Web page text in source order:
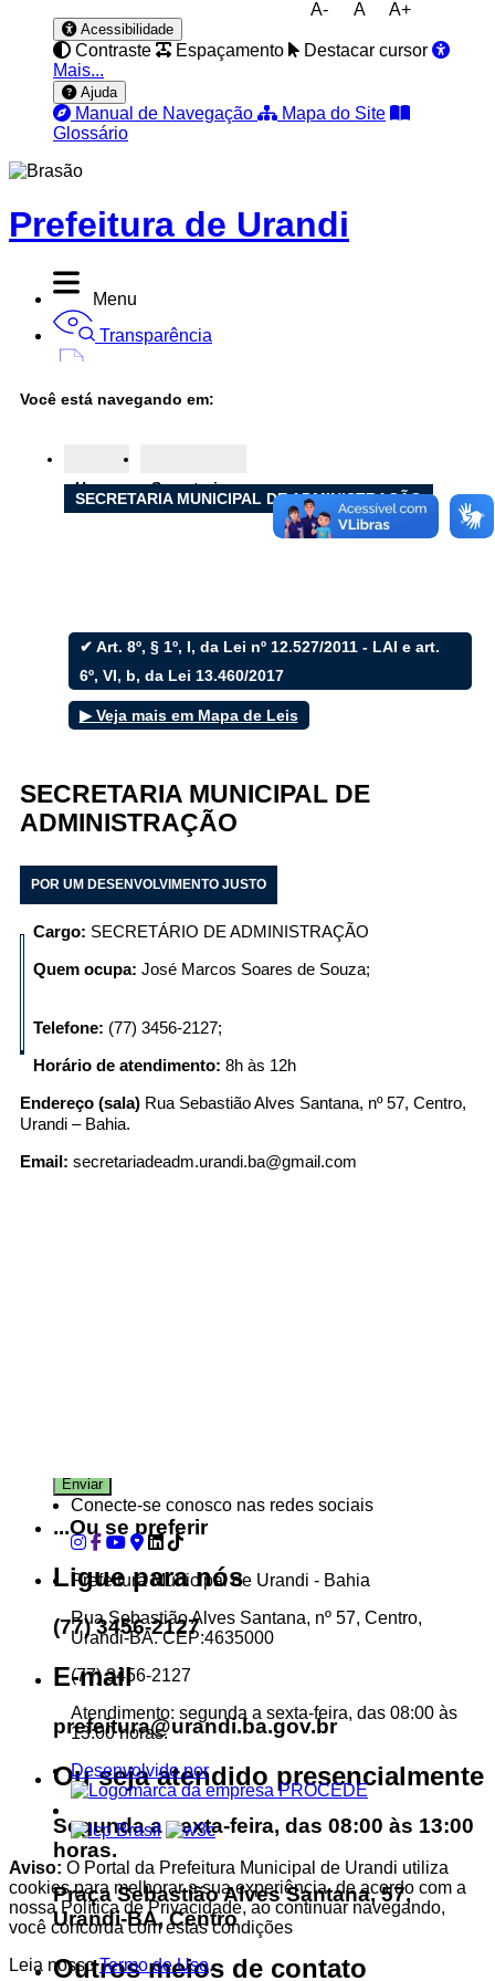
A- A A+
Acessibilidade
Contraste Espaçamento
Destacar cursor
Mais...
Ajuda
Manual de Navegação
Mapa do Site
Glossário
Prefeitura de Urandi
Menu
Transparência
Ouvidoria
e-SIC
Filtrar por todos
Acesso à Informação
Cidadão
Empresas
Secretarias
Servidor
Transparência
Videos
Áudios
Fale conosco
Fale conosco
Nome*
Telefone 2
Cidade/Estado
...Ou se preferir
Ligue para nós
(77) 3456-2127
E-mail
prefeitura@urandi.ba.gov.br
Ou seja atendido presencialmente
Segunda a sexta-feira, das 08:00 às 13:00
horas.
Praça Sebastião Alves Santana, 57,
Urandi-BA, Centro
Outros meios de contato
Você está navegando em:
Home Secretarias
SECRETARIA MUNICIPAL DE ADMINISTRAÇÃO
✔ Art. 8º, § 1º, I, da Lei nº 12.527/2011 - LAI e art.
6º, VI, b, da Lei 13.460/2017
▶ Veja mais em Mapa de Leis
SECRETARIA MUNICIPAL DE
ADMINISTRAÇÃO
POR UM DESENVOLVIMENTO JUSTO
Cargo: SECRETÁRIO DE ADMINISTRAÇÃO
Quem ocupa: José Marcos Soares de Souza;
Telefone: (77) 3456-2127;
Horário de atendimento: 8h às 12h
Endereço (sala) Rua Sebastião Alves Santana, nº 57, Centro,
Urandi – Bahia.
Email: secretariadeadm.urandi.ba@gmail.com
Conecte-se conosco nas redes sociais
Prefeitura Municipal de Urandi - Bahia
Rua Sebastião Alves Santana, nº 57, Centro,
Urandi-BA. CEP:4635000
(77) 3456-2127
Atendimento: segunda a sexta-feira, das 08:00 às
13:00 horas.
Desenvolvido por
Aviso: O Portal da Prefeitura Municipal de Urandi utiliza
cookies para melhorar a sua experiência, de acordo com a
nossa Política de Privacidade, ao continuar navegando,
você concorda com estas condições
Leia nossoTermo de Uso.